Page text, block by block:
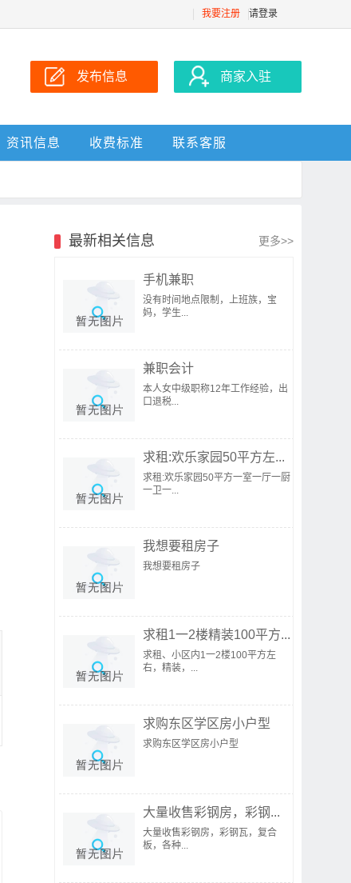
我要注册 请登录
发布信息 商家入驻
资讯信息 收费标准 联系客服
最新相关信息 更多>>
手机兼职
没有时间地点限制，上班族，宝
妈，学生...
兼职会计
本人女中级职称12年工作经验，出
口退税...
求租:欢乐家园50平方左...
求租:欢乐家园50平方一室一厅一厨
一卫一...
我想要租房子
我想要租房子
求租1一2楼精装100平方...
求租、小区内1一2楼100平方左
右，精装，...
求购东区学区房小户型
求购东区学区房小户型
大量收售彩钢房，彩钢...
大量收售彩钢房，彩钢瓦，复合
板，各种...